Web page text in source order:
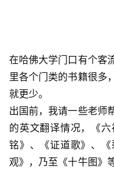
在哈佛大学门口有个客
里各个门类的书籍很多
就更少。
出国前，我请一些老师
的英文翻译情况，《
铭》、《证道歌》、
观》，乃至《十牛图》